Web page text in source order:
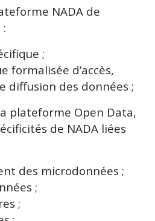
NADA de
;
formalisée d’accès,
diffusion des données ;
plateforme Open Data,
de NADA liées
des microdonnées ;
;
;